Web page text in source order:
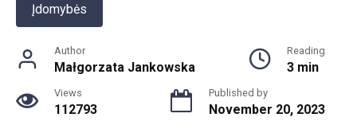
Įdomybės
Author
Małgorzata Jankowska
Reading
3 min
Views
112793
Published by
November 20, 2023